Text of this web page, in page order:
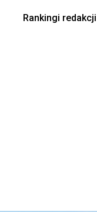
Rankingi redakcji